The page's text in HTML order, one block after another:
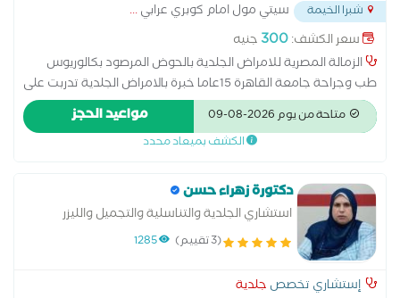
شبرا الخيمة سيتي مول امام كوبري عرابي...
سعر الكشف:300 جنيه
الزمالة المصرية للامراض الجلدية بالحوض المرصود بكالوريوس
طب وجراحة جامعة القاهرة 15عاما خبرة بالامراض الجلدية تدربت على
يد اساتذة طب الجلدية بالقصر العينى والحوض المرصود والمطرية
تخرجت من كلية طب جامعة القاهرة
متاحة من يوم 2026-08-09 مواعيد الحجز
الكشف بميعاد محدد
دكتورة زهراء حسن
استشاري الجلدية والتناسلية والتجميل والليزر
(3 تقييم) 1285
إستشاري تخصص جلدية